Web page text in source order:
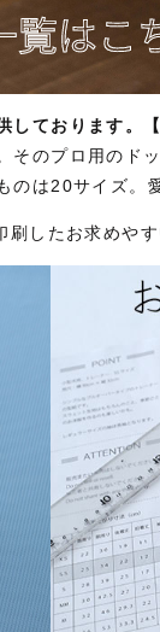
ております。
のプロ用の
は20サイズ。
したお求めや